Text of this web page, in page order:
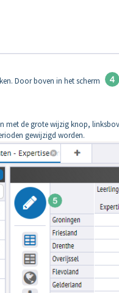
Door boven in het scherm
met de grote wijzig knop,
gewijzigd worden.